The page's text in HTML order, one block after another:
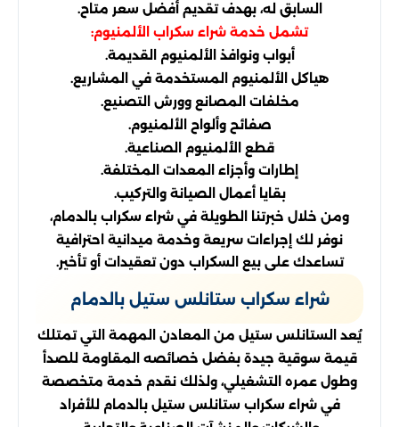
السابق له، بهدف تقديم أفضل سعر متاح.
تشمل خدمة شراء سكراب الألمنيوم:
أبواب ونوافذ الألمنيوم القديمة.
هياكل الألمنيوم المستخدمة في المشاريع.
مخلفات المصانع وورش التصنيع.
صفائح وألواح الألمنيوم.
قطع الألمنيوم الصناعية.
إطارات وأجزاء المعدات المختلفة.
بقايا أعمال الصيانة والتركيب.
ومن خلال خبرتنا الطويلة في شراء سكراب بالدمام،
نوفر لك إجراءات سريعة وخدمة ميدانية احترافية
تساعدك على بيع السكراب دون تعقيدات أو تأخير.
شراء سكراب ستانلس ستيل بالدمام
يُعد الستانلس ستيل من المعادن المهمة التي تمتلك
قيمة سوقية جيدة بفضل خصائصه المقاومة للصدأ
وطول عمره التشغيلي، ولذلك نقدم خدمة متخصصة
في شراء سكراب ستانلس ستيل بالدمام للأفراد